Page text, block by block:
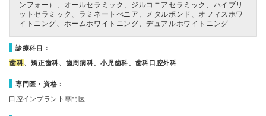
ンフォー）、オールセラミック、ジルコニアセラミック、ハイブリ
ットセラミック、ラミネートべニア、メタルボンド、オフィスホワ
イトニング、ホームホワイトニング、デュアルホワイトニング
診療科目：
歯科、矯正歯科、歯周病科、小児歯科、歯科口腔外科
専門医・資格：
口腔インプラント専門医